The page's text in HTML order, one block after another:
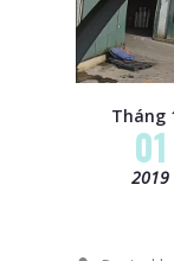
Tháng
01
2019